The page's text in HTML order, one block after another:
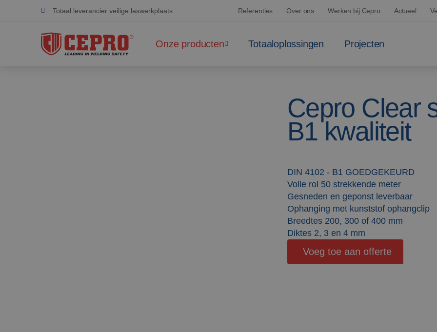
Totaal leverancier veilige laswerkplaats
Gecertificeerde producten
Referenties Over ons Werken bij Cepro Actueel
Onze producten Totaaloplossingen Projecten
Cepro Clear
B1 kwaliteit
DIN 4102 - B1 GOEDGEKEURD
Volle rol 50 strekkende meter
Gesneden en geponst leverbaar
Ophanging met kunststof ophangclip
Breedtes 200, 300 of 400 mm
Diktes 2, 3 en 4 mm
Voeg toe aan offerte